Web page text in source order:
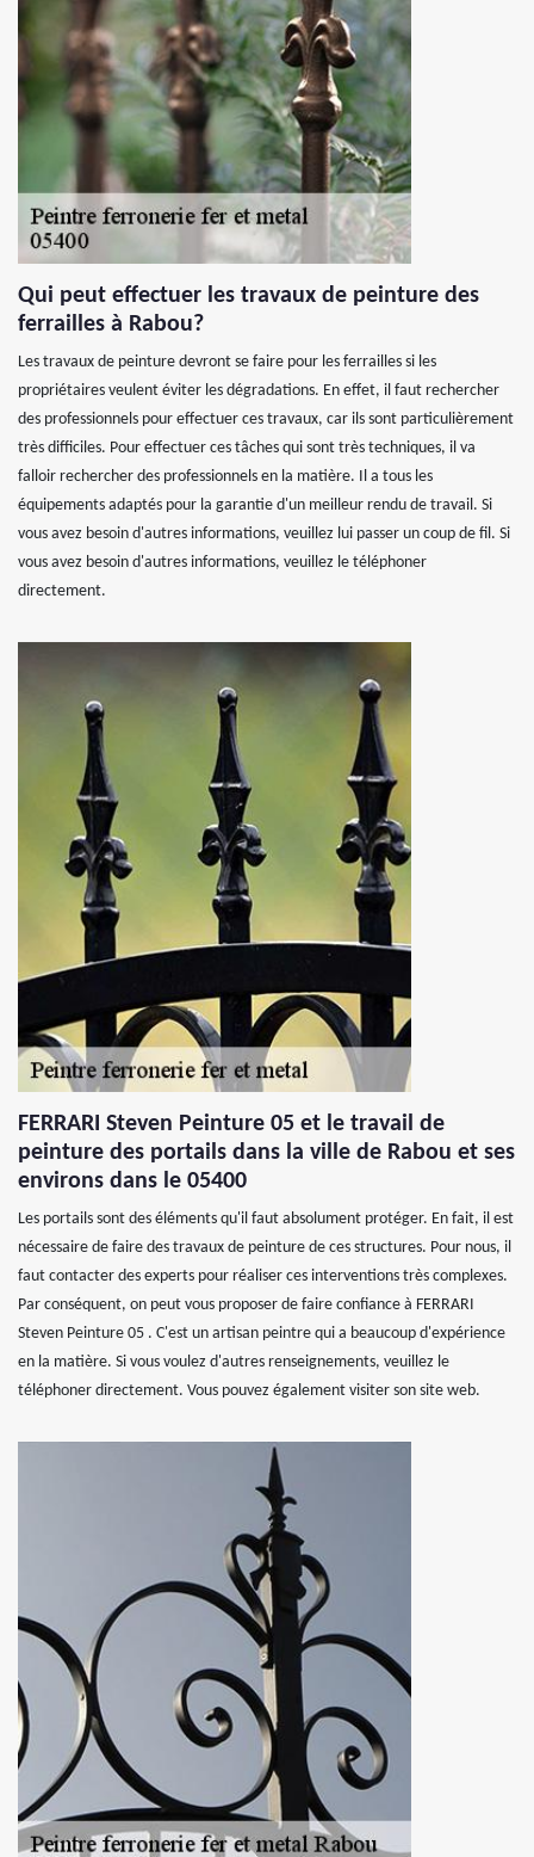
Qui peut effectuer les travaux de peinture des
ferrailles à Rabou?
Les travaux de peinture devront se faire pour les ferrailles si les
propriétaires veulent éviter les dégradations. En effet, il faut rechercher
des professionnels pour effectuer ces travaux, car ils sont particulièrement
très difficiles. Pour effectuer ces tâches qui sont très techniques, il va
falloir rechercher des professionnels en la matière. Il a tous les
équipements adaptés pour la garantie d'un meilleur rendu de travail. Si
vous avez besoin d'autres informations, veuillez lui passer un coup de fil. Si
vous avez besoin d'autres informations, veuillez le téléphoner
directement.
FERRARI Steven Peinture 05 et le travail de
peinture des portails dans la ville de Rabou et ses
environs dans le 05400
Les portails sont des éléments qu'il faut absolument protéger. En fait, il est
nécessaire de faire des travaux de peinture de ces structures. Pour nous, il
faut contacter des experts pour réaliser ces interventions très complexes.
Par conséquent, on peut vous proposer de faire confiance à FERRARI
Steven Peinture 05 . C'est un artisan peintre qui a beaucoup d'expérience
en la matière. Si vous voulez d'autres renseignements, veuillez le
téléphoner directement. Vous pouvez également visiter son site web.